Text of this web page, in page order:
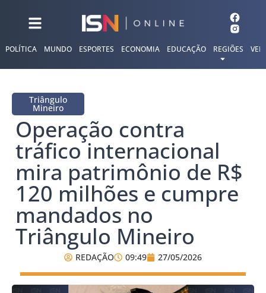
POLÍTICA MUNDO ESPORTES ECONOMIA EDUCAÇÃO REGIÕES
Triângulo
Mineiro
Operação contra
tráfico internacional
mira patrimônio de R$
120 milhões e cumpre
mandados no
Triângulo Mineiro
REDAÇÃO 09:49 27/05/2026